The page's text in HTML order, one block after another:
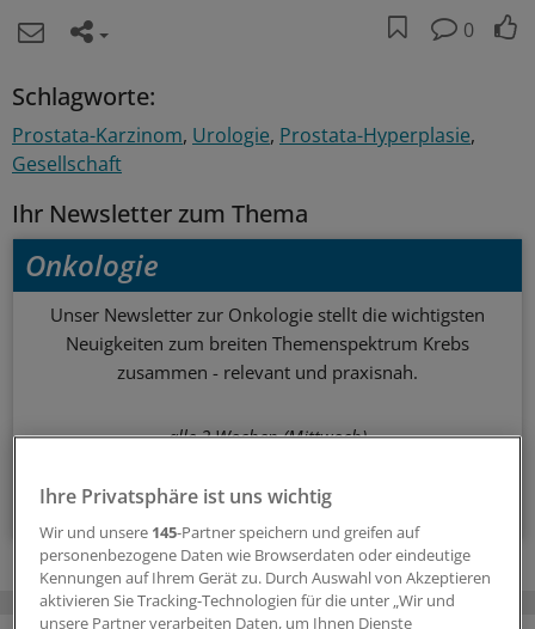
0
Schlagworte:
Prostata-Karzinom Urologie Prostata-Hyperplasie
Gesellschaft
Ihr Newsletter zum Thema
Onkologie
Unser Newsletter zur Onkologie stellt die wichtigsten
Neuigkeiten zum breiten Themenspektrum Krebs
zusammen - relevant und praxisnah.
alle 2 Wochen (Mittwoch)
Zum Abonnieren bitte anmelden
Ihre Privatsphäre ist uns wichtig
Wir und unsere 145-Partner speichern und greifen auf
personenbezogene Daten wie Browserdaten oder eindeutige
Kennungen auf Ihrem Gerät zu. Durch Auswahl von Akzeptieren
aktivieren Sie Tracking-Technologien für die unter „Wir und
unsere Partner verarbeiten Daten, um Ihnen Dienste